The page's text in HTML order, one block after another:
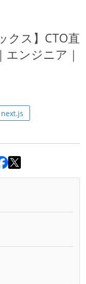
クス】CTO直
ンジニア｜
next.js